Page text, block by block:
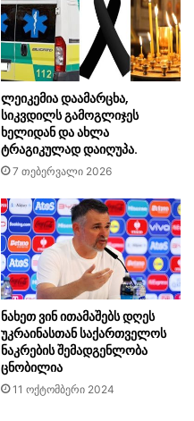
ლეიკემია დაამარცხა,
სიკვდილს გამოგლიჯეს
ხელიდან და ახლა
ტრაგიკულად დაიღუპა.
7 თებერვალი 2026
ნახეთ ვინ ითამაშებს დღეს
უკრაინასთან საქართველოს
ნაკრების შემადგენლობა
ცნობილია
11 ოქტომბერი 2024